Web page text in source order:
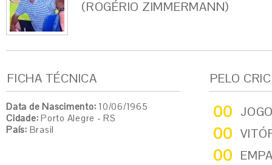
(ROGÉRIO ZIMMERMANN)
FICHA TÉCNICA
Data de Nascimento: 10/06/1965
Cidade: Porto Alegre - RS
País: Brasil
PELO
00
00
00